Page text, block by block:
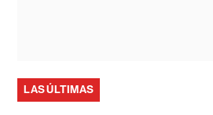
LAS ÚLTIMAS